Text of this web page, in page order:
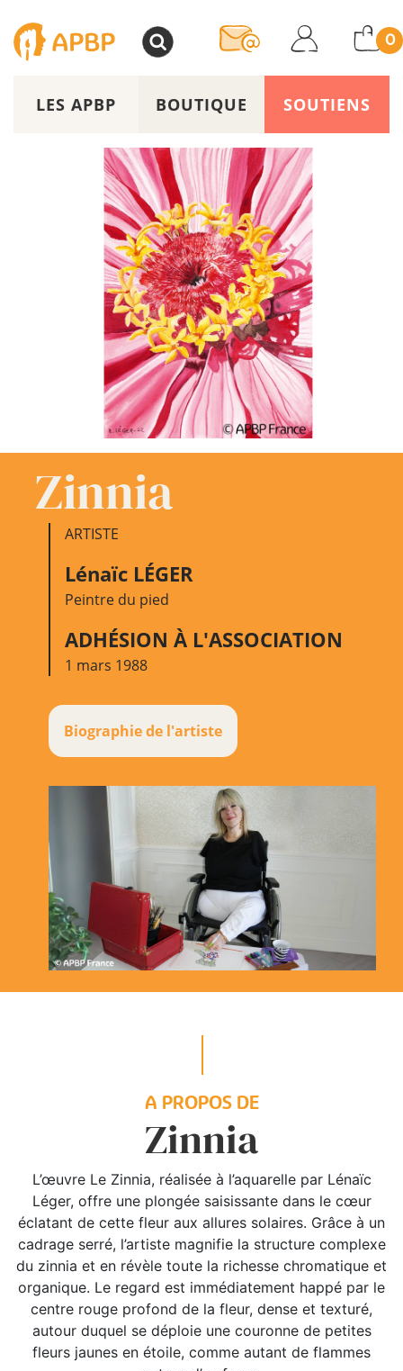
0
LES APBP BOUTIQUE SOUTIENS
Zinnia
ARTISTE
Lénaïc LÉGER
Peintre du pied
ADHÉSION À L'ASSOCIATION
1 mars 1988
Biographie de l'artiste
A PROPOS DE
Zinnia
L’œuvre Le Zinnia, réalisée à l’aquarelle par Lénaïc
Léger, offre une plongée saisissante dans le cœur
éclatant de cette fleur aux allures solaires. Grâce à un
cadrage serré, l’artiste magnifie la structure complexe
du zinnia et en révèle toute la richesse chromatique et
organique. Le regard est immédiatement happé par le
centre rouge profond de la fleur, dense et texturé,
autour duquel se déploie une couronne de petites
fleurs jaunes en étoile, comme autant de flammes